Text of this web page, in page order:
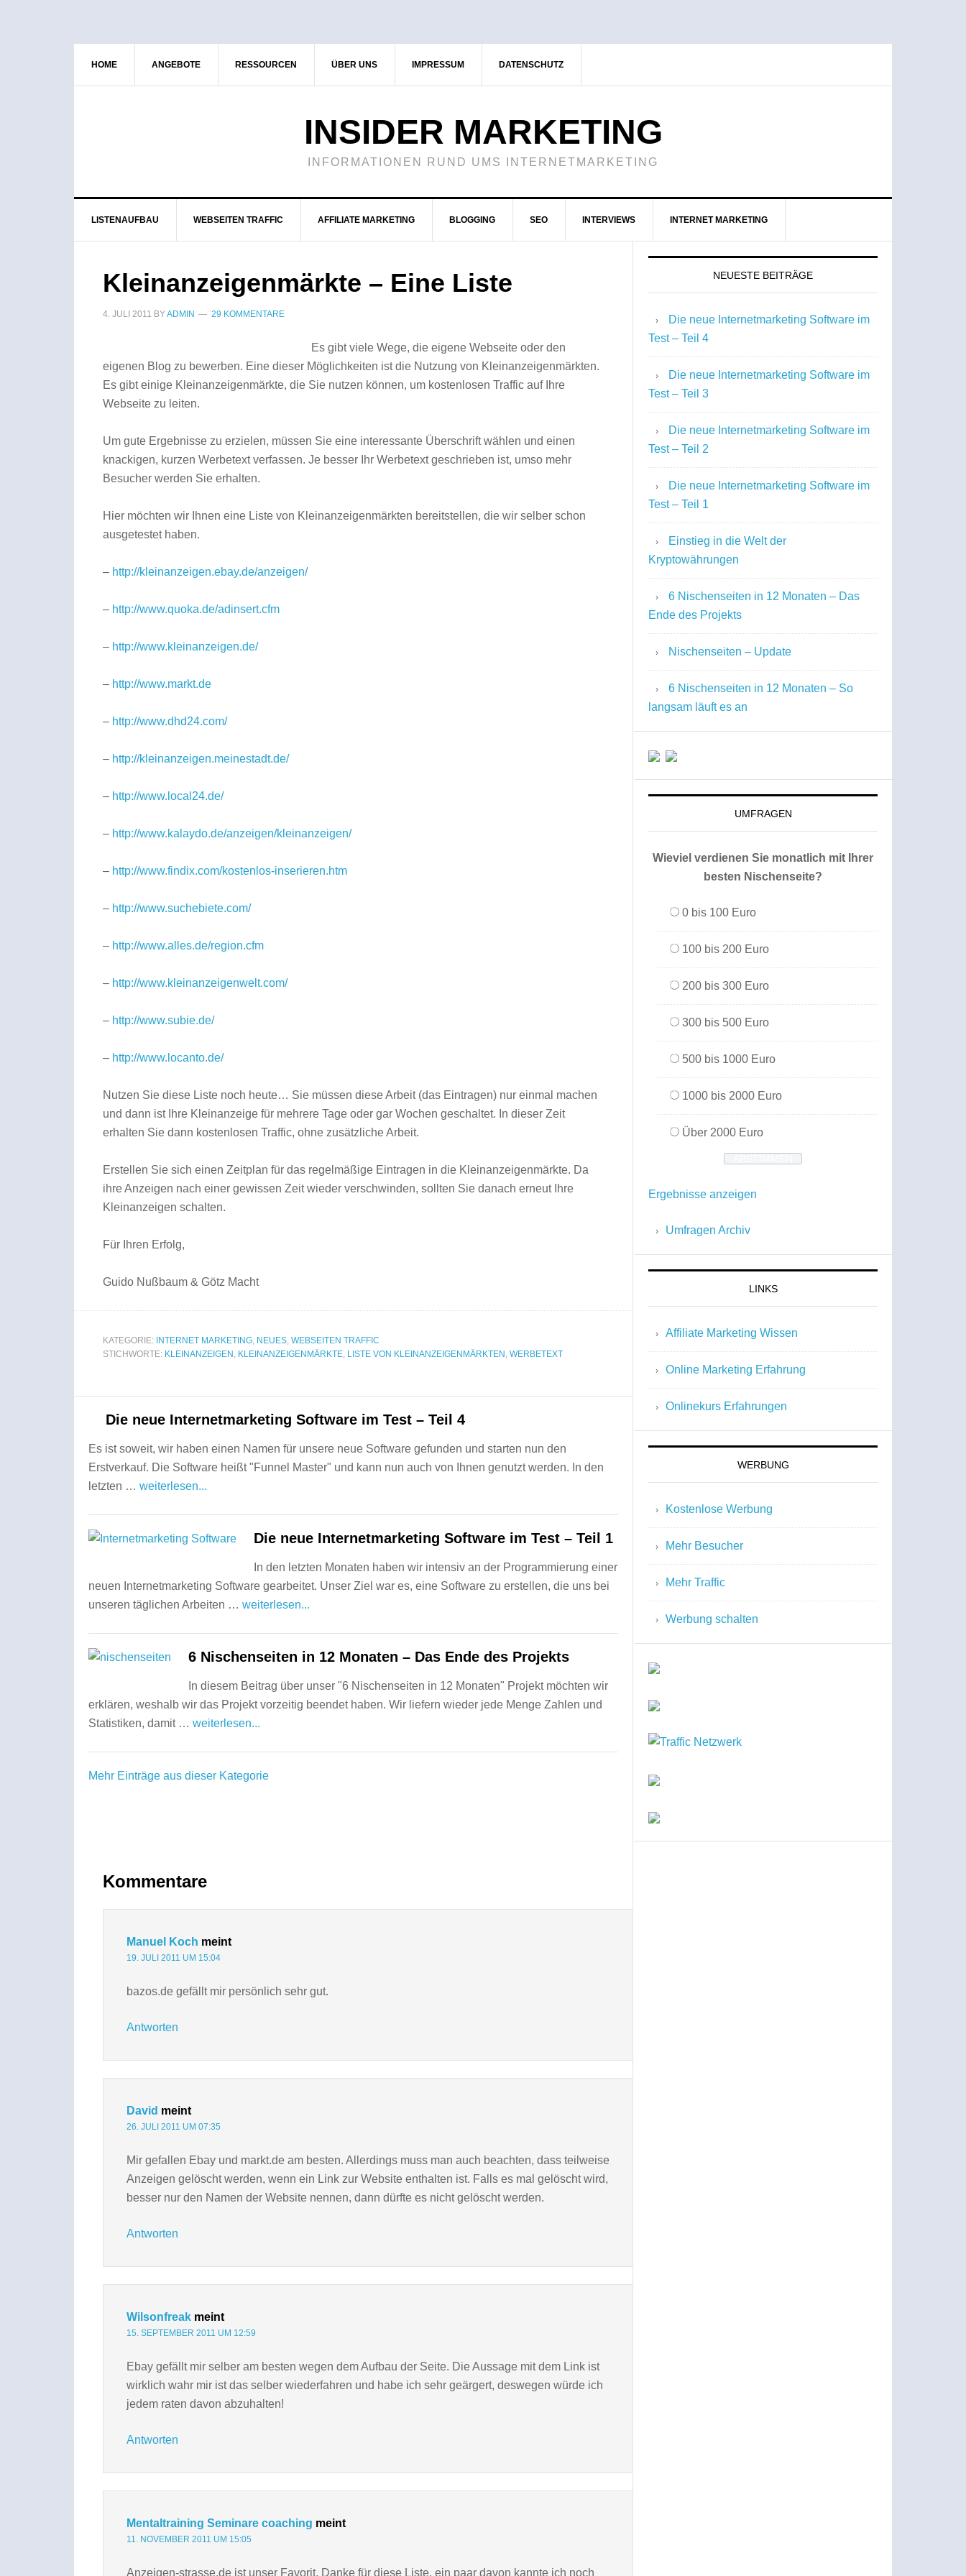
HOME ANGEBOTE RESSOURCEN ÜBER UNS IMPRESSUM DATENSCHUTZ
INSIDER MARKETING
INFORMATIONEN RUND UMS INTERNETMARKETING
LISTENAUFBAU WEBSEITEN TRAFFIC AFFILIATE MARKETING BLOGGING SEO INTERVIEWS INTERNET MARKETING
Kleinanzeigenmärkte – Eine Liste
4. JULI 2011 BYADMIN 29 KOMMENTARE
Es gibt viele Wege, die eigene Webseite oder den
eigenen Blog zu bewerben. Eine dieser Möglichkeiten ist die Nutzung von Kleinanzeigenmärkten.
Es gibt einige Kleinanzeigenmärkte, die Sie nutzen können, um kostenlosen Traffic auf Ihre
Webseite zu leiten.
Um gute Ergebnisse zu erzielen, müssen Sie eine interessante Überschrift wählen und einen
knackigen, kurzen Werbetext verfassen. Je besser Ihr Werbetext geschrieben ist, umso mehr
Besucher werden Sie erhalten.
Hier möchten wir Ihnen eine Liste von Kleinanzeigenmärkten bereitstellen, die wir selber schon
ausgetestet haben.
– http://kleinanzeigen.ebay.de/anzeigen/
– http://www.quoka.de/adinsert.cfm
– http://www.kleinanzeigen.de/
– http://www.markt.de
– http://www.dhd24.com/
– http://kleinanzeigen.meinestadt.de/
– http://www.local24.de/
– http://www.kalaydo.de/anzeigen/kleinanzeigen/
– http://www.findix.com/kostenlos-inserieren.htm
– http://www.suchebiete.com/
– http://www.alles.de/region.cfm
– http://www.kleinanzeigenwelt.com/
– http://www.subie.de/
– http://www.locanto.de/
Nutzen Sie diese Liste noch heute… Sie müssen diese Arbeit (das Eintragen) nur einmal machen
und dann ist Ihre Kleinanzeige für mehrere Tage oder gar Wochen geschaltet. In dieser Zeit
erhalten Sie dann kostenlosen Traffic, ohne zusätzliche Arbeit.
Erstellen Sie sich einen Zeitplan für das regelmäßige Eintragen in die Kleinanzeigenmärkte. Da
ihre Anzeigen nach einer gewissen Zeit wieder verschwinden, sollten Sie danach erneut Ihre
Kleinanzeigen schalten.
Für Ihren Erfolg,
Guido Nußbaum & Götz Macht
KATEGORIE: INTERNET MARKETING, NEUES, WEBSEITEN TRAFFIC
STICHWORTE: KLEINANZEIGEN , KLEINANZEIGENMÄRKTE, LISTE VON KLEINANZEIGENMÄRKTEN , WERBETEXT
Die neue Internetmarketing Software im Test – Teil 4
Es ist soweit, wir haben einen Namen für unsere neue Software gefunden und starten nun den
Erstverkauf. Die Software heißt "Funnel Master" und kann nun auch von Ihnen genutzt werden. In den
letzten … weiterlesen...
Die neue Internetmarketing Software im Test – Teil 1
In den letzten Monaten haben wir intensiv an der Programmierung einer
neuen Internetmarketing Software gearbeitet. Unser Ziel war es, eine Software zu erstellen, die uns bei
unseren täglichen Arbeiten … weiterlesen...
6 Nischenseiten in 12 Monaten – Das Ende des Projekts
In diesem Beitrag über unser "6 Nischenseiten in 12 Monaten" Projekt möchten wir
erklären, weshalb wir das Projekt vorzeitig beendet haben. Wir liefern wieder jede Menge Zahlen und
Statistiken, damit … weiterlesen...
Mehr Einträge aus dieser Kategorie
Kommentare
Manuel Koch meint
19. JULI 2011 UM 15:04
bazos.de gefällt mir persönlich sehr gut.
Antworten
David meint
26. JULI 2011 UM 07:35
Mir gefallen Ebay und markt.de am besten. Allerdings muss man auch beachten, dass teilweise
Anzeigen gelöscht werden, wenn ein Link zur Website enthalten ist. Falls es mal gelöscht wird,
besser nur den Namen der Website nennen, dann dürfte es nicht gelöscht werden.
Antworten
Wilsonfreak meint
15. SEPTEMBER 2011 UM 12:59
Ebay gefällt mir selber am besten wegen dem Aufbau der Seite. Die Aussage mit dem Link ist
wirklich wahr mir ist das selber wiederfahren und habe ich sehr geärgert, deswegen würde ich
jedem raten davon abzuhalten!
Antworten
Mentaltraining Seminare coaching meint
11. NOVEMBER 2011 UM 15:05
Anzeigen-strasse.de ist unser Favorit. Danke für diese Liste, ein paar davon kannte ich noch
NEUESTE BEITRÄGE
Die neue Internetmarketing Software im
Test – Teil 4
Die neue Internetmarketing Software im
Test – Teil 3
Die neue Internetmarketing Software im
Test – Teil 2
Die neue Internetmarketing Software im
Test – Teil 1
Einstieg in die Welt der
Kryptowährungen
6 Nischenseiten in 12 Monaten – Das
Ende des Projekts
Nischenseiten – Update
6 Nischenseiten in 12 Monaten – So
langsam läuft es an
UMFRAGEN
Wieviel verdienen Sie monatlich mit Ihrer
besten Nischenseite?
0 bis 100 Euro
100 bis 200 Euro
200 bis 300 Euro
300 bis 500 Euro
500 bis 1000 Euro
1000 bis 2000 Euro
Über 2000 Euro
Ergebnisse anzeigen
Umfragen Archiv
LINKS
Affiliate Marketing Wissen
Online Marketing Erfahrung
Onlinekurs Erfahrungen
WERBUNG
Kostenlose Werbung
Mehr Besucher
Mehr Traffic
Werbung schalten